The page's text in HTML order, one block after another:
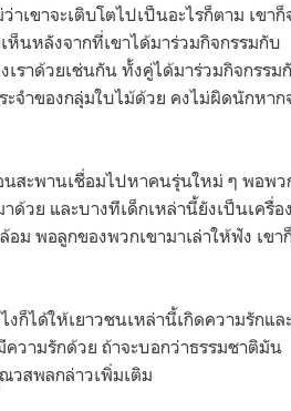
เขาจะเติบโตไปเป็นอะไรก็ตาม เขาก็
นหลังจากที่เขาได้มาร่วมกิจกรรมกับ
ราด้วยเช่นกัน ทั้งคู่ได้มาร่วมกิจกรรม
จำของกลุ่มใบไม้ด้วย คงไม่ผิดนักหาก
สะพานเชื่อมไปหาคนรุ่นใหม่ ๆ พอพว
ด้วย และบางทีเด็กเหล่านี้ยังเป็นเครื่อง
ม พอลูกของพวกเขามาเล่าให้ฟัง เขาก็
ก็ได้ให้เยาวชนเหล่านี้เกิดความรักแล
วามรักด้วย ถ้าจะบอกว่าธรรมชาติมัน
สพลกล่าวเพิ่มเติม